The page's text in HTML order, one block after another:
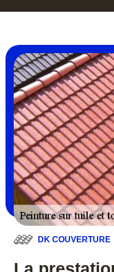
DK COUVERTURE